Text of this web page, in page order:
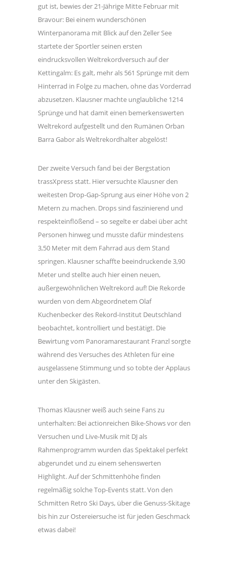
gut ist, bewies der 21-Jährige Mitte Februar mit
Bravour: Bei einem wunderschönen
Winterpanorama mit Blick auf den Zeller See
startete der Sportler seinen ersten
eindrucksvollen Weltrekordversuch auf der
Kettingalm: Es galt, mehr als 561 Sprünge mit dem
Hinterrad in Folge zu machen, ohne das Vorderrad
abzusetzen. Klausner machte unglaubliche 1214
Sprünge und hat damit einen bemerkenswerten
Weltrekord aufgestellt und den Rumänen Orban
Barra Gabor als Weltrekordhalter abgelöst!
Der zweite Versuch fand bei der Bergstation
trassXpress statt. Hier versuchte Klausner den
weitesten Drop-Gap-Sprung aus einer Höhe von 2
Metern zu machen. Drops sind faszinierend und
respekteinflößend – so segelte er dabei über acht
Personen hinweg und musste dafür mindestens
3,50 Meter mit dem Fahrrad aus dem Stand
springen. Klausner schaffte beeindruckende 3,90
Meter und stellte auch hier einen neuen,
außergewöhnlichen Weltrekord auf! Die Rekorde
wurden von dem Abgeordnetem Olaf
Kuchenbecker des Rekord-Institut Deutschland
beobachtet, kontrolliert und bestätigt. Die
Bewirtung vom Panoramarestaurant Franzl sorgte
während des Versuches des Athleten für eine
ausgelassene Stimmung und so tobte der Applaus
unter den Skigästen.
Thomas Klausner weiß auch seine Fans zu
unterhalten: Bei actionreichen Bike-Shows vor den
Versuchen und Live-Musik mit DJ als
Rahmenprogramm wurden das Spektakel perfekt
abgerundet und zu einem sehenswerten
Highlight. Auf der Schmittenhöhe finden
regelmäßig solche Top-Events statt. Von den
Schmitten Retro Ski Days, über die Genuss-Skitage
bis hin zur Ostereiersuche ist für jeden Geschmack
etwas dabei!